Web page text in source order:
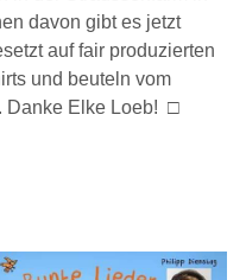
davon gibt es jetzt
auf fair produzierten
und beuteln vom
Danke Elke Loeb! □